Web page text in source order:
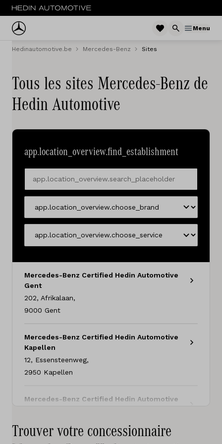
Menu
Menu
Voitures
Voitures d'occasion
Camions
Service
Services
Essai de conduite
Offres d'emploi
Vergelijken
Services
Hedinautomotive.be Mercedes-Benz Sites
Tous les sites Mercedes-Benz de
Hedin Automotive
app.location_overview.find_establishment
Mercedes-Benz Certified Hedin Automotive
Gent
202, Afrikalaan,
9000 Gent
Mercedes-Benz Certified Hedin Automotive
Kapellen
12, Essensteenweg,
2950 Kapellen
Mercedes-Benz Certified Hedin Automotive
2610 Wilrijk
Trouver votre concessionnaire